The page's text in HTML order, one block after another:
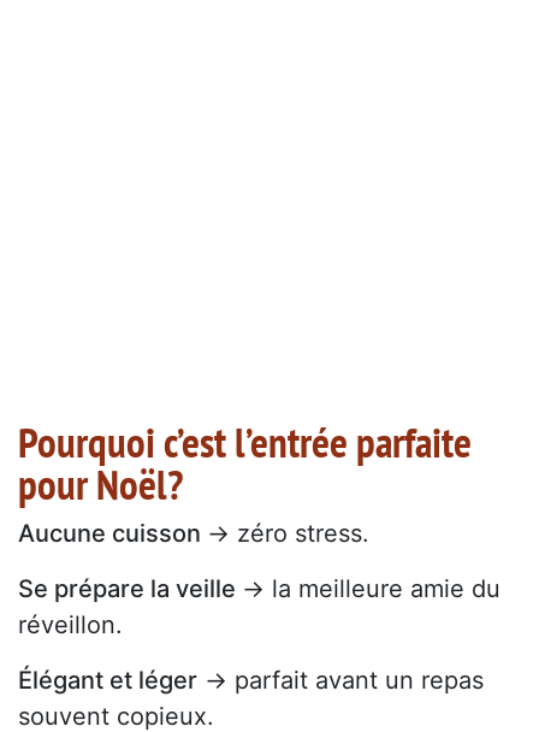
Pourquoi c’est l’entrée parfaite
pour Noël?
Aucune cuisson → zéro stress.
Se prépare la veille → la meilleure amie du
réveillon.
Élégant et léger → parfait avant un repas
souvent copieux.